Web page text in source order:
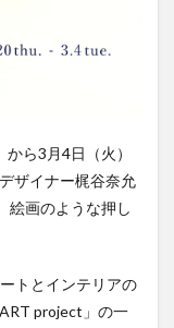
ら3月4日（火）
ザイナー梶谷奈允
絵画のような押し
トとインテリアの
project」の一